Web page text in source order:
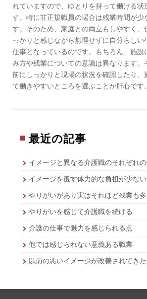
れていますので、ゆとりを持って働ける状
す。特に非正規職員の場合は残業時間が少
す。そのため、家庭との両立もしやすく、
っかりと感じながら無理せずに自分らしい
仕事となっているのです。もちろん、施設
み方や残業についての意識は異なります。
前にしっかりと現場の状況を確認したり、
て働きやすいところを選ぶことが肝心です。
最近の記事
イメージと異なる介護職のそれぞれ
イメージを覆す体力的な負担が少な
やりがいがあり実はそれほど残業も
やりがいを感じて介護職を続ける
介護の仕事で魅力を感じられる点
他では感じられない意義ある職業
以前の悪いイメージが改善されてき